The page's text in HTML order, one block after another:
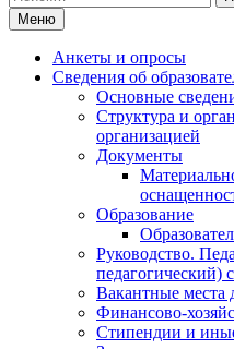
по:Меню
Анкеты и опросы
Сведения об
Основные
Структура и
организацией
Документы
Образование
Руководство.
педагогический)
Вакантные места
Финансово-
Стипендии и